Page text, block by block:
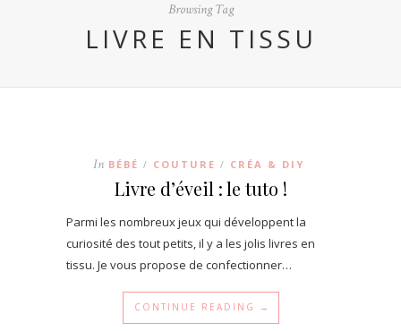
Browsing Tag
LIVRE EN TISSU
In BÉBÉ / COUTURE / CRÉA & DIY
Livre d’éveil : le tuto !
Parmi les nombreux jeux qui développent la
curiosité des tout petits, il y a les jolis livres en
tissu. Je vous propose de confectionner…
CONTINUE READING →